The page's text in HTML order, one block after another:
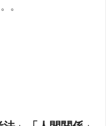
。